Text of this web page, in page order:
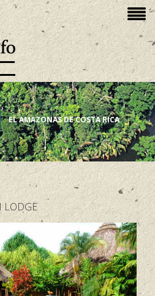
EL AMAZONAS DE COSTA RICA
LODGE